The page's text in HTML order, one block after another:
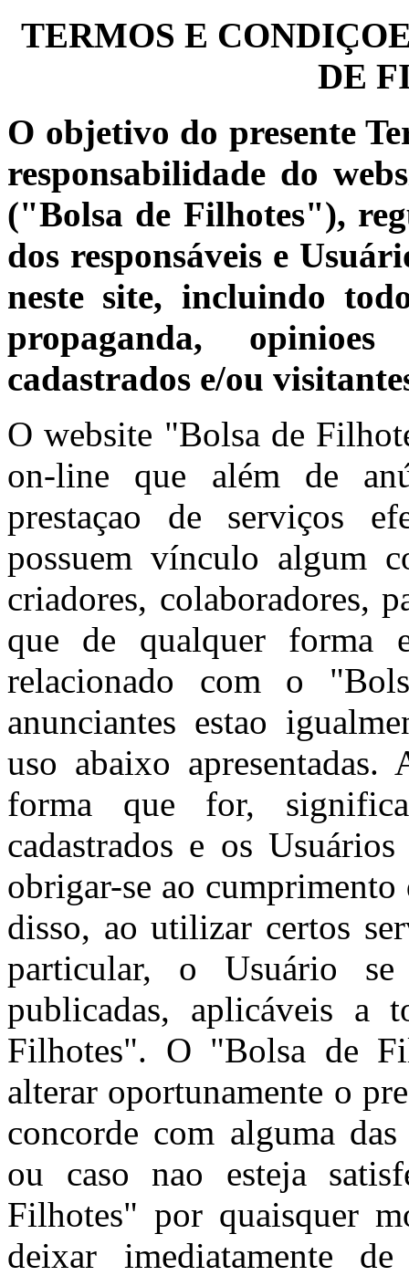
TERMOS E
DE
O objetivo do presente
responsabilidade do
("Bolsa de Filhotes"),
dos responsáveis e
neste site, incluindo
propaganda,
cadastrados e/ou
O website "Bolsa de
on-line que além de
prestaçao de serviços
possuem vínculo algum
criadores, colaboradores,
que de qualquer forma
relacionado com o
anunciantes estao
uso abaixo
forma que for,
cadastrados e os
obrigar-se ao cumprimento
disso, ao utilizar certos
particular, o Usuário
publicadas, aplicáveis a
Filhotes". O "Bolsa de
alterar oportunamente o
concorde com alguma
ou caso nao esteja
Filhotes" por quaisquer
deixar imediatamente